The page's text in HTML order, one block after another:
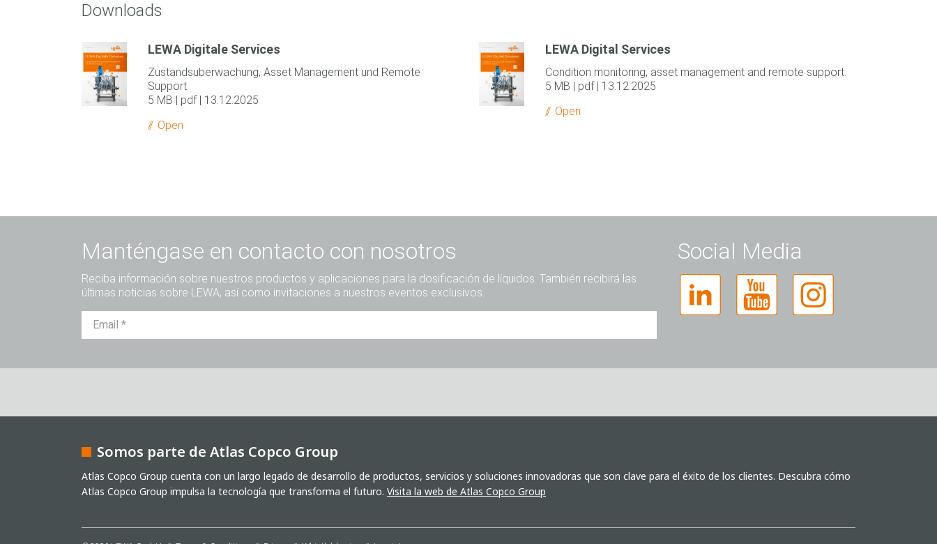
Downloads
LEWA Digitale Services
Zustandsüberwachung, Asset Management und Remote
Support.
5 MB | pdf | 13.12.2025
Open
LEWA Digital Services
Condition monitoring, asset management and remote support.
5 MB | pdf | 13.12.2025
Open
Manténgase en contacto con nosotros
Reciba información sobre nuestros productos y aplicaciones para la dosificación de líquidos. También recibirá las
últimas noticias sobre LEWA, así como invitaciones a nuestros eventos exclusivos.
Verificación Anti-Robot
Friendly Captcha ⇗
He leído la política de privacidad. Autorizo el tratamiento de mis datos con fines comerciales. Esto incluye el
Social Media
Somos parte de Atlas Copco Group
Atlas Copco Group cuenta con un largo legado de desarrollo de productos, servicios y soluciones innovadoras que son clave para el éxito de los clientes. Descubra cómo
Atlas Copco Group impulsa la tecnología que transforma el futuro. Visita la web de Atlas Copco Group